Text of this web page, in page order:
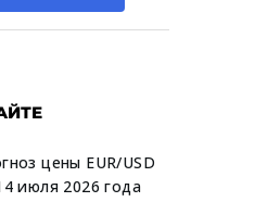
цены EUR/USD
июля 2026 года